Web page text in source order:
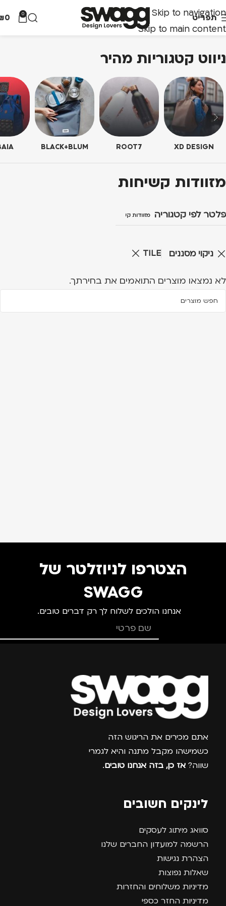
Skip to navigation
Skip to main content
תפריט 0
0
ניווט קטגוריות מהיר
XD DESIGN
ROOT7
BLACK+BLUM
מזוודות קשיחות
פלטר לפי קטגוריה מזוודות קשיחות
ניקוי מסננים TILE
לא נמצאו מוצרים התואמים את בחירתך.
הצטרפו לניוזלטר של
SWAGG
אנחנו הולכים לשלוח לך רק דברים טובים.
צרפו אותי למועדון
אתם מכירים את הריגוש הזה
כשמישהו מקבל מתנה והיא לגמרי
שווה? אז כן, בזה אנחנו טובים.
לינקים חשובים
סוואג מיתוג לעסקים
הרשמה למועדון החברים שלנו
הצהרת נגישות
שאלות נפוצות
מדיניות משלוחים והחזרות
מדיניות החזר כספי